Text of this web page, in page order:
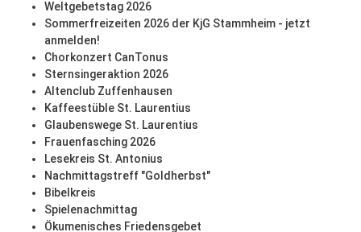
Weltgebetstag 2026
Sommerfreizeiten 2026 der KjG Stammheim - jetzt
anmelden!
Chorkonzert CanTonus
Sternsingeraktion 2026
Altenclub Zuffenhausen
Kaffeestüble St. Laurentius
Glaubenswege St. Laurentius
Frauenfasching 2026
Lesekreis St. Antonius
Nachmittagstreff "Goldherbst"
Bibelkreis
Spielenachmittag
Ökumenisches Friedensgebet